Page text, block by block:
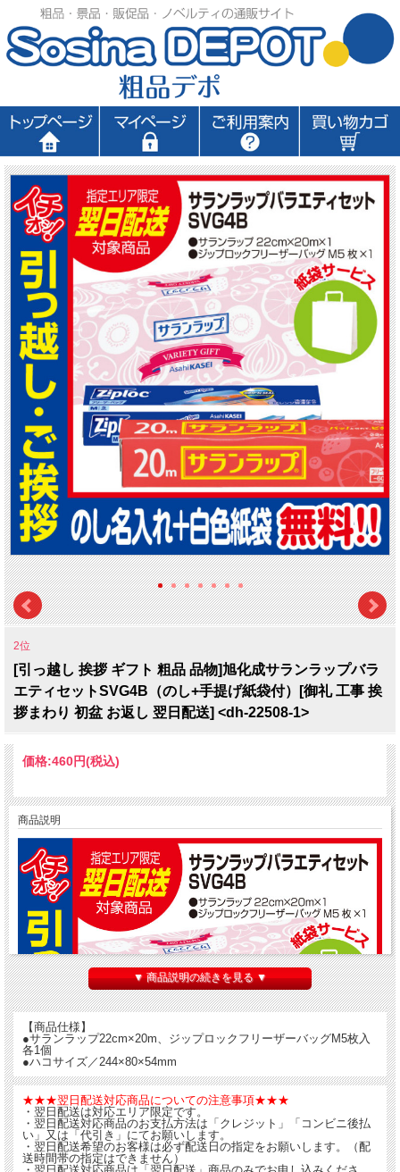
2位
[引っ越し 挨拶 ギフト 粗品 品物]旭化成サランラップバラ
エティセットSVG4B（のし+手提げ紙袋付）[御礼 工事 挨
拶まわり 初盆 お返し 翌日配送] <dh-22508-1>
価格:460円(税込)
商品説明
▼ 商品説明の続きを見る ▼
【商品仕様】
●サランラップ22cm×20m、ジップロックフリーザーバッグM5枚入
各1個
●ハコサイズ／244×80×54mm
★★★翌日配送対応商品についての注意事項★★★
・翌日配送は対応エリア限定です。
・翌日配送対応商品のお支払方法は「クレジット」「コンビニ後払
い」又は「代引き」にてお願いします。
・翌日配送希望のお客様は必ず配送日の指定をお願いします。（配
送時間帯の指定はできません）